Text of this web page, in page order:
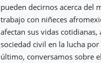
pueden decirnos acerca del
trabajo con niñeces
afectan sus vidas
sociedad civil en la lucha
último, conversamos sobre